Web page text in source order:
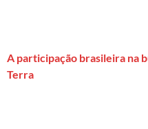
A participação brasileira na
Terra